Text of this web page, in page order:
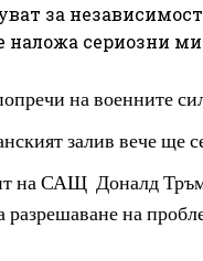
за
наложа сериозни
на военните
залив вече ще
на САЩ Доналд
разрешаване на